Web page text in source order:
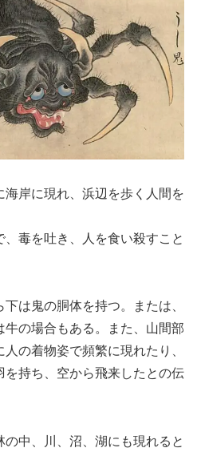
岸に現れ、浜辺を歩く人間を
毒を吐き、人を食い殺すこと
は鬼の胴体を持つ。または、
の場合もある。また、山間部
の着物姿で頻繁に現れたり、
持ち、空から飛来したとの伝
中、川、沼、湖にも現れると